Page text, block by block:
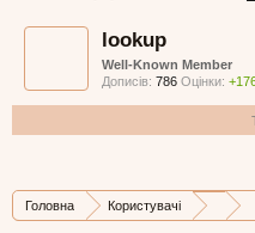
lookup
Well-Known Member
Дописів: 786 Оцінки:
Головна Користувачі